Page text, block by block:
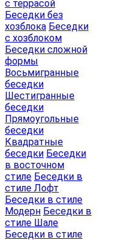
с террасой
Беседки без
хозблока Беседки
с хозблоком
Беседки сложной
формы
Восьмигранные
беседки
Шестигранные
беседки
Прямоугольные
беседки
Квадратные
беседки Беседки
в восточном
стиле Беседки в
стиле Лофт
Беседки в стиле
Модерн Беседки в
стиле Шале
Беседки в стиле